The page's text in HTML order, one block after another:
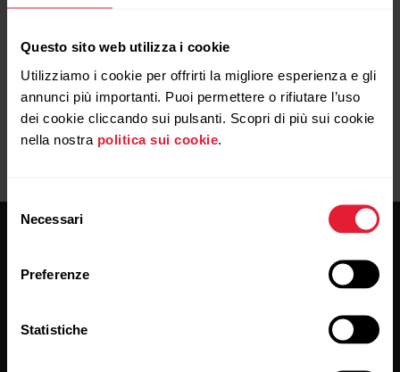
Questo sito web utilizza i cookie
Utilizziamo i cookie per offrirti la migliore esperienza e gli
annunci più importanti. Puoi permettere o rifiutare l’uso
dei cookie cliccando sui pulsanti. Scopri di più sui cookie
nella nostra politica sui cookie
Selezione
delNecessari
Preferenze
Statistiche
quotidiana.
Resta aggiornato.